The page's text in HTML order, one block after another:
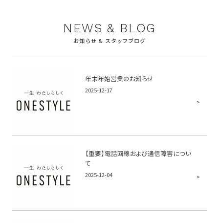
NEWS & BLOG
お知らせ & スタッフブログ
年末年始営業のお知らせ
2025-12-17
【重要】電話回線および通信障害につい
て
2025-12-04